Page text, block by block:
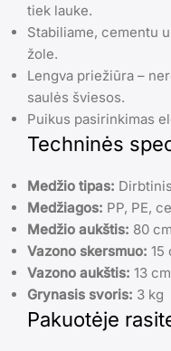
tiek lauke.
Stabiliame, cementu
žole.
Lengva priežiūra –
saulės šviesos.
Puikus pasirinkimas
Techninės
Medžio tipas:
Medžiagos: PP, PE,
Medžio aukštis: 80 cm
Vazono skersmuo: 15
Vazono aukštis: 13 cm
Grynasis svoris: 3 kg
Pakuotėje